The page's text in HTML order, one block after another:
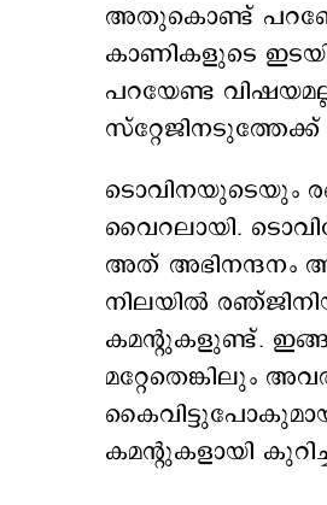
അതുകൊണ്ട്
കാണികളുടെ
പറയേണ്ട
ടൊവിനയുടെയും
വൈറലായി.
അത് അഭിനന്ദനം
നിലയിൽ
കമന്റുകളുണ്ട്.
മറ്റേതെങ്കിലും
കമന്റുകളായി